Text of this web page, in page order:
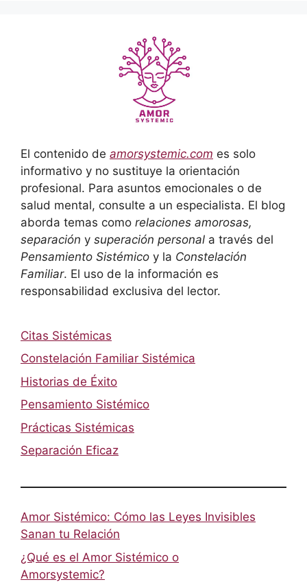
El contenido de amorsystemic.com es solo
informativo y no sustituye la orientación
profesional. Para asuntos emocionales o de
salud mental, consulte a un especialista. El blog
aborda temas como relaciones amorosas,
separación y superación personal a través del
Pensamiento Sistémico y la Constelación
Familiar. El uso de la información es
responsabilidad exclusiva del lector.
Citas Sistémicas
Constelación Familiar Sistémica
Historias de Éxito
Pensamiento Sistémico
Prácticas Sistémicas
Separación Eficaz
Amor Sistémico: Cómo las Leyes Invisibles
Sanan tu Relación
¿Qué es el Amor Sistémico o
Amorsystemic?